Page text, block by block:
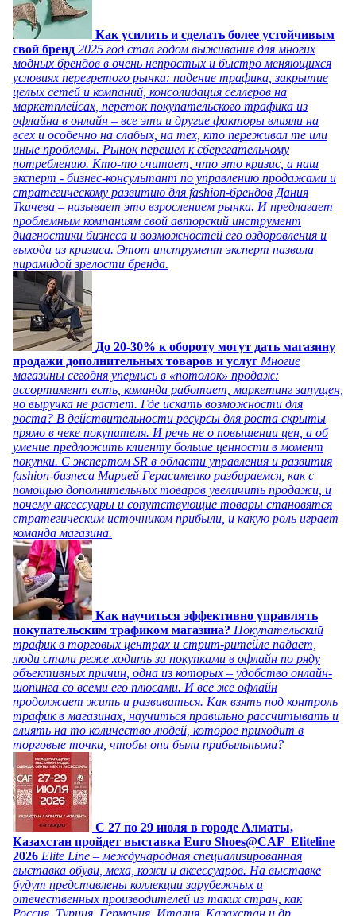
Как усилить и сделать более устойчивым
свой бренд 2025 год стал годом выживания для многих
модных брендов в очень непростых и быстро меняющихся
условиях перегретого рынка: падение трафика, закрытие
целых сетей и компаний, консолидация селлеров на
маркетплейсах, переток покупательского трафика из
офлайна в онлайн – все эти и другие факторы влияли на
всех и особенно на слабых, на тех, кто переживал те или
иные проблемы. Рынок перешел к сберегательному
потреблению. Кто-то считает, что это кризис, а наш
эксперт - бизнес-консультант по управлению продажами и
стратегическому развитию для fashion-брендов Дания
Ткачева – называет это взрослением рынка. И предлагает
проблемным компаниям свой авторский инструмент
диагностики бизнеса и возможностей его оздоровления и
выхода из кризиса. Этот инструмент эксперт назвала
пирамидой зрелости бренда.
До 20-30% к обороту могут дать магазину
продажи дополнительных товаров и услуг Многие
магазины сегодня уперлись в «потолок» продаж:
ассортимент есть, команда работает, маркетинг запущен,
но выручка не растет. Где искать возможности для
роста? В действительности ресурсы для роста скрыты
прямо в чеке покупателя. И речь не о повышении цен, а об
умение предложить клиенту больше ценности в момент
покупки. С экспертом SR в области управления и развития
fashion-бизнеса Марией Герасименко разбираемся, как с
помощью дополнительных товаров увеличить продажи, и
почему аксессуары и сопутствующие товары становятся
стратегическим источником прибыли, и какую роль играет
команда магазина.
Как научиться эффективно управлять
покупательским трафиком магазина? Покупательский
трафик в торговых центрах и стрит-ритейле падает,
люди стали реже ходить за покупками в офлайн по ряду
объективных причин, одна из которых – удобство онлайн-
шопинга со всеми его плюсами. И все же офлайн
продолжает жить и развиваться. Как взять под контроль
трафик в магазинах, научиться правильно рассчитывать и
влиять на то количество людей, которое приходит в
торговые точки, чтобы они были прибыльными?
C 27 по 29 июля в городе Алматы,
Казахстан пройдет выставка Euro Shoes@CAF_Eliteline
2026 Elite Line – международная специализированная
выставка обуви, меха, кожи и аксессуаров. На выставке
будут представлены коллекции зарубежных и
отечественных производителей из таких стран, как